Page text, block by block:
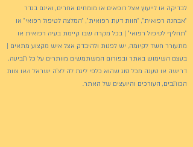
לבדיקה או לייעוץ אצל רופאים או מומחים אחרים, ואינם בגדר
"אבחנה רפואית", "חוות דעת רפואית", "המלצה לטיפול רפואי" או
"תחליף לטיפול רפואי" | בכל מקרה שבו קיימת בעיה רפואית או
מתעורר חשד לקיומה, יש לפנות ולהיבדק אצל איש מקצוע מתאים |
בעצם השימוש באתר ובפורום המשתמשים מוותרים על כל תביעה,
דרישה או טענה מכל סוג שהוא כלפי ליגת לה לצ'ה ישראל ו/או צוות
הכותבים, העורכים והיועצים של האתר.